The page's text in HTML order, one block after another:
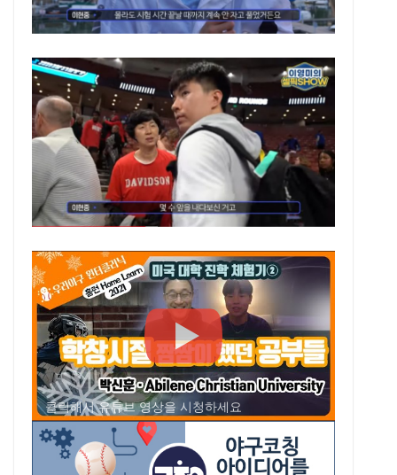
클릭해서 유튜브 영상을 시청하세요